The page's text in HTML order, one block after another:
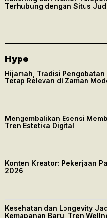
Terhubung dengan Situs
Hype
Hijamah, Tradisi Pengobatan
Tetap Relevan di Zaman
Mengembalikan Esensi
Tren Estetika Digital
Konten Kreator: Pekerjaan
2026
Kesehatan dan Longevity
Kemapanan Baru, Tren